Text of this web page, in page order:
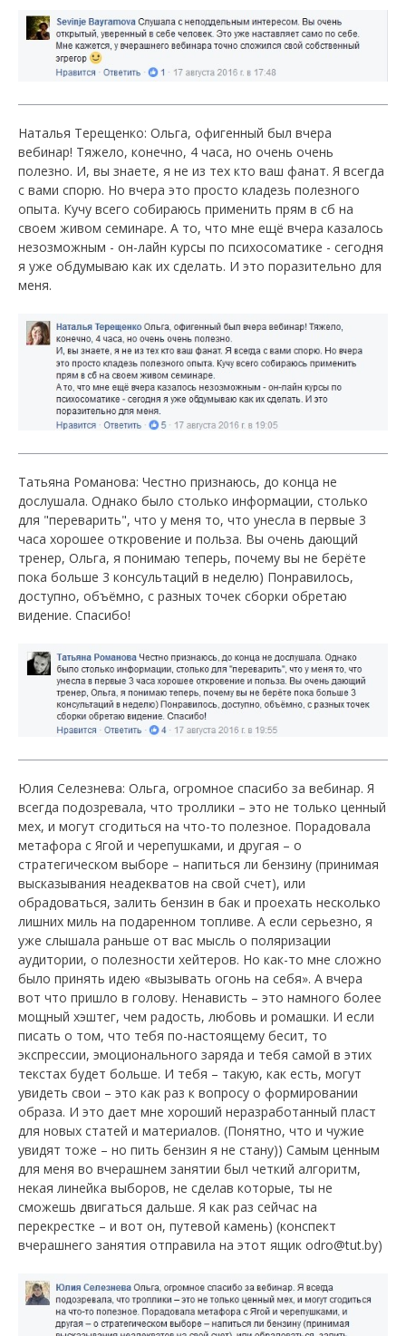
Наталья Терещенко: Ольга, офигенный был вчера
вебинар! Тяжело, конечно, 4 часа, но очень очень
полезно. И, вы знаете, я не из тех кто ваш фанат. Я всегда
с вами спорю. Но вчера это просто кладезь полезного
опыта. Кучу всего собираюсь применить прям в сб на
своем живом семинаре. А то, что мне ещё вчера казалось
незозможным - он-лайн курсы по психосоматике - сегодня
я уже обдумываю как их сделать. И это поразительно для
меня.
Татьяна Романова: Честно признаюсь, до конца не
дослушала. Однако было столько информации, столько
для "переварить", что у меня то, что унесла в первые 3
часа хорошее откровение и польза. Вы очень дающий
тренер, Ольга, я понимаю теперь, почему вы не берёте
пока больше 3 консультаций в неделю) Понравилось,
доступно, объёмно, с разных точек сборки обретаю
видение. Спасибо!
Юлия Селезнева: Ольга, огромное спасибо за вебинар. Я
всегда подозревала, что троллики – это не только ценный
мех, и могут сгодиться на что-то полезное. Порадовала
метафора с Ягой и черепушками, и другая – о
стратегическом выборе – напиться ли бензину (принимая
высказывания неадекватов на свой счет), или
обрадоваться, залить бензин в бак и проехать несколько
лишних миль на подаренном топливе. А если серьезно, я
уже слышала раньше от вас мысль о поляризации
аудитории, о полезности хейтеров. Но как-то мне сложно
было принять идею «вызывать огонь на себя». А вчера
вот что пришло в голову. Ненависть – это намного более
мощный хэштег, чем радость, любовь и ромашки. И если
писать о том, что тебя по-настоящему бесит, то
экспрессии, эмоционального заряда и тебя самой в этих
текстах будет больше. И тебя – такую, как есть, могут
увидеть свои – это как раз к вопросу о формировании
образа. И это дает мне хороший неразработанный пласт
для новых статей и материалов. (Понятно, что и чужие
увидят тоже – но пить бензин я не стану)) Самым ценным
для меня во вчерашнем занятии был четкий алгоритм,
некая линейка выборов, не сделав которые, ты не
сможешь двигаться дальше. Я как раз сейчас на
перекрестке – и вот он, путевой камень) (конспект
вчерашнего занятия отправила на этот ящик odro@tut.by)